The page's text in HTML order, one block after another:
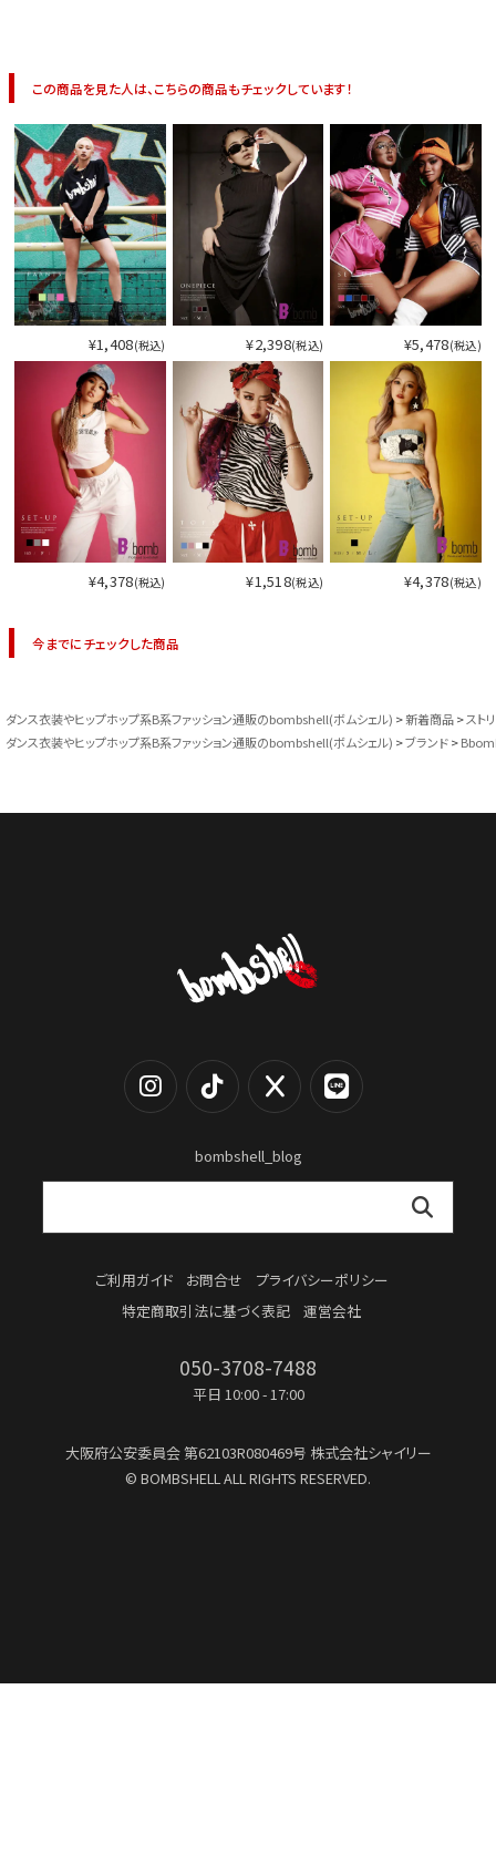
この商品を見た人は、こちらの商品もチェックしています！
¥1,408(税込) ¥2,398(税込) ¥5,478(税込)
¥4,378(税込) ¥1,518(税込) ¥4,378(税込)
今までにチェックした商品
ダンス衣装やヒップホップ系B系ファッション通販のbombshell(ボムシェル) 新着商品
スト
ダンス衣装やヒップホップ系B系ファッション通販のbombshell(ボムシェル)
ブランド
bombshell_blog
ご利用ガイド お問合せ
プライバシーポリシー
特定商取引法に基づく表記
運営会社
050-3708-7488
平日 10:00 - 17:00
大阪府公安委員会第62103R080469号 株式会社シャイリー
© BOMBSHELL ALL RIGHTS RESERVED.